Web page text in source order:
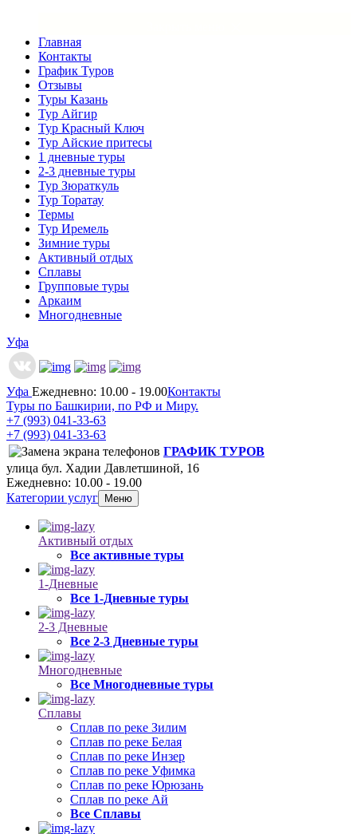
Главная
Контакты
График Туров
Отзывы
Туры Казань
Тур Айгир
Тур Красный Ключ
Тур Айские притесы
1 дневные туры
2-3 дневные туры
Тур Зюраткуль
Тур Торатау
Термы
Тур Иремель
Зимние туры
Активный отдых
Сплавы
Групповые туры
Аркаим
Многодневные
Уфа
Уфа Ежедневно: 10.00 - 19.00Контакты
Туры по Башкирии, по РФ и Миру.
+7 (993) 041-33-63
+7 (993) 041-33-63
ГРАФИК ТУРОВ
улица бул. Хадии Давлетшиной, 16
Ежедневно: 10.00 - 19.00
Категории услуг
Меню
Активный отдых
Все активные туры
1-Дневные
Все 1-Дневные туры
2-3 Дневные
Все 2-3 Дневные туры
Многодневные
Все Многодневные туры
Сплавы
Сплав по реке Зилим
Сплав по реке Белая
Сплав по реке Инзер
Сплав по реке Уфимка
Сплав по реке Юрюзань
Сплав по реке Ай
Все Сплавы